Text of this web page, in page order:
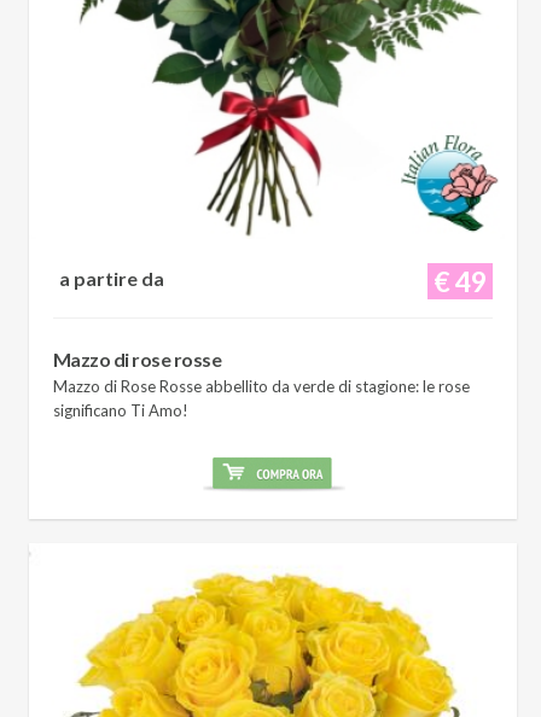
€ 49
a partire da
Mazzo di rose rosse
Mazzo di Rose Rosse abbellito da verde di stagione: le rose
significano Ti Amo!